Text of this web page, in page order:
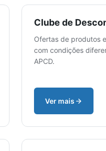
Clube de
Ofertas de produtos
com condições
APCD.
Ver mais